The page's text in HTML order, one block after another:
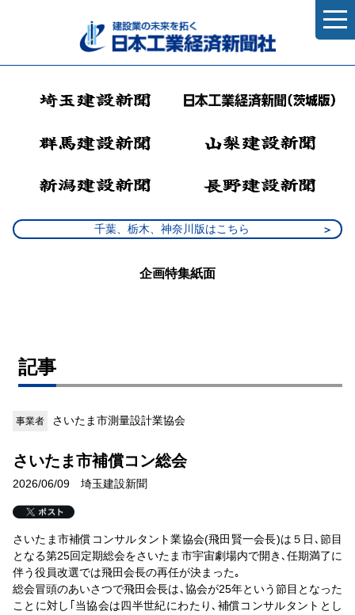
千葉、栃木、神奈川版はこちら
企画特集紙面
記事
事業者 さいたま市測量設計業協会
さいたま市補償コン総会
2026/06/09 埼玉建設新聞
さいたま市補償コンサルタント業協会(飛田賢一会長)は５日､節目
となる第25回定期総会をさいたま市宇宙劇場内で開き､任期満了に
伴う役員改選では飛田会長の再任が決まった｡
総会冒頭のあいさつで飛田会長は､協会が25年という節目となった
ことに対し｢当協会は四半世紀にわたり､補償コンサルタントとし